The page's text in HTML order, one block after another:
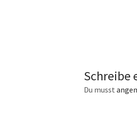
Schreibe
Du musst